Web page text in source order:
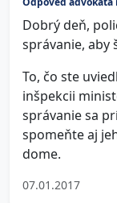
Dobrý deň,
správanie, aby
To, čo ste
inšpekcii
správanie sa
spomeňte aj
dome.
07.01.2017